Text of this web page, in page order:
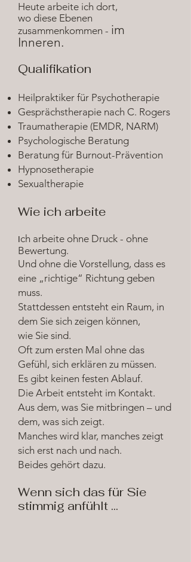
Heute arbeite ich dort,
wo diese Ebenen
zusammenkommen - im
Inneren.
Qualifikation
Heilpraktiker für Psychotherapie
Gesprächstherapie nach C. Rogers
Traumatherapie (EMDR, NARM)
Psychologische Beratung
Beratung für Burnout-Prävention
Hypnosetherapie
Sexualtherapie
Wie ich arbeite
Ich arbeite ohne Druck - ohne
Bewertung.
Und ohne die Vorstellung, dass es
eine „richtige“ Richtung geben
muss.
Stattdessen entsteht ein Raum, in
dem Sie sich zeigen können,
wie Sie sind.
Oft zum ersten Mal ohne das
Gefühl, sich erklären zu müssen.
Es gibt keinen festen Ablauf.
Die Arbeit entsteht im Kontakt.
Aus dem, was Sie mitbringen – und
dem, was sich zeigt.
Manches wird klar, manches zeigt
sich erst nach und nach.
Beides gehört dazu.
Wenn sich das für Sie
stimmig anfühlt ...